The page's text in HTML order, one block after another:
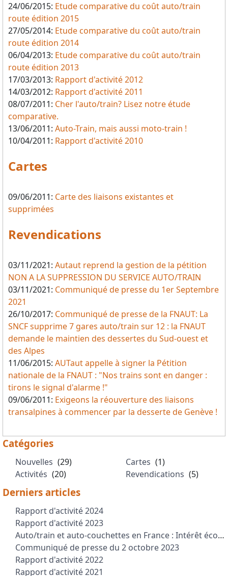
24/06/2015: Etude comparative du coût auto/train
route édition 2015
27/05/2014: Etude comparative du coût auto/train
route édition 2014
06/04/2013: Etude comparative du coût auto/train
route édition 2013
17/03/2013: Rapport d'activité 2012
14/03/2012: Rapport d'activité 2011
08/07/2011: Cher l'auto/train? Lisez notre étude
comparative.
13/06/2011: Auto-Train, mais aussi moto-train !
10/04/2011: Rapport d'activité 2010
Cartes
09/06/2011: Carte des liaisons existantes et
supprimées
Revendications
03/11/2021: Autaut reprend la gestion de la pétition
NON A LA SUPPRESSION DU SERVICE AUTO/TRAIN
03/11/2021: Communiqué de presse du 1er Septembre
2021
26/10/2017: Communiqué de presse de la FNAUT: La
SNCF supprime 7 gares auto/train sur 12 : la FNAUT
demande le maintien des dessertes du Sud-ouest et
des Alpes
11/06/2015: AUTaut appelle à signer la Pétition
nationale de la FNAUT : "Nos trains sont en danger :
tirons le signal d'alarme !"
09/06/2011: Exigeons la réouverture des liaisons
transalpines à commencer par la desserte de Genève !
Catégories
Nouvelles (29)
Activités (20)
Cartes (1)
Revendications (5)
Derniers articles
Rapport d'activité 2024
Rapport d'activité 2023
Auto/train et auto-couchettes en France : Intérêt économique et environnemental
Communiqué de presse du 2 octobre 2023
Rapport d'activité 2022
Rapport d'activité 2021